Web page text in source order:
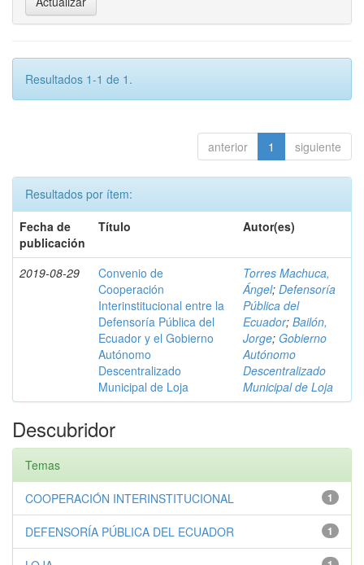
Resultados 1-1 de 1.
anterior 1 siguiente
Resultados por ítem:
Fecha de
publicación
Título Autor(es)
2019-08-29
Convenio de
Cooperación
Interinstitucional entre la
Defensoría Pública del
Ecuador y el Gobierno
Autónomo
Descentralizado
Municipal de Loja
Torres Machuca,
Ángel; Defensoría
Pública del
Ecuador; Bailón,
Jorge; Gobierno
Autónomo
Descentralizado
Municipal de Loja
Descubridor
Temas
1
COOPERACIÓN INTERINSTITUCIONAL
1
DEFENSORÍA PÚBLICA DEL ECUADOR